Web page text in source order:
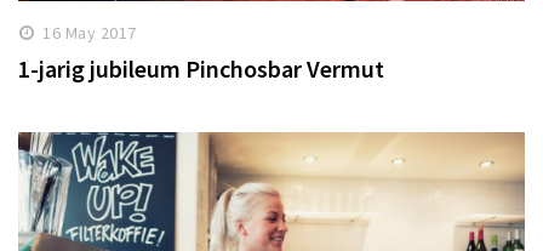
16 May 2017
1-jarig jubileum Pinchosbar Vermut